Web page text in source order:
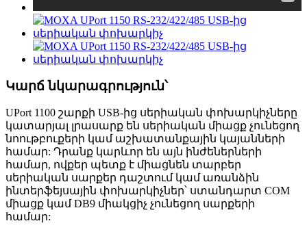
Կարճ նկարագրություն՝
UPort 1100 շարքի USB-ից սերիական փոխարկիչները
կատարյալ լրասարք են սերիական միացք չունեցող
նոութբուքերի կամ աշխատանքային կայանների
համար: Դրանք կարևոր են այն ինժեներների
համար, ովքեր պետք է միացնեն տարբեր
սերիական սարքեր դաշտում կամ առանձին
ինտերֆեյսային փոխարկիչներ՝ ստանդարտ COM
միացք կամ DB9 միակցիչ չունեցող սարքերի
համար: